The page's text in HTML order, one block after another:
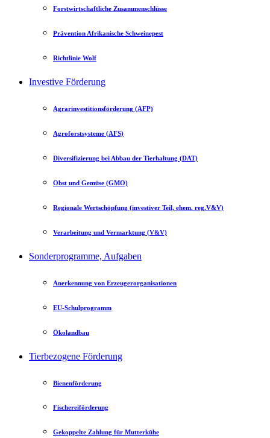
Forstwirtschaftliche Zusammenschlüsse
Prävention Afrikanische Schweinepest
Richtlinie Wolf
Investive Förderung
Agrarinvestitionsförderung (AFP)
Agroforstsysteme (AFS)
Diversifizierung bei Abbau der Tierhaltung (DAT)
Obst und Gemüse (GMO)
Regionale Wertschöpfung (investiver Teil, ehem. reg.V&V)
Verarbeitung und Vermarktung (V&V)
Sonderprogramme, Aufgaben
Anerkennung von Erzeugerorganisationen
EU-Schulprogramm
Ökolandbau
Tierbezogene Förderung
Bienenförderung
Fischereiförderung
Gekoppelte Zahlung für Mutterkühe